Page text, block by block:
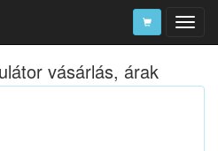
vásárlás, árak